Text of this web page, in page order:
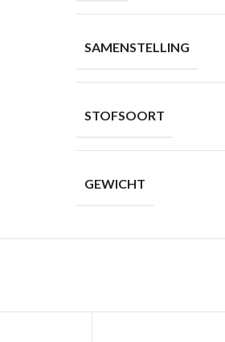
SAMENSTELLING
STOFSOORT
GEWICHT